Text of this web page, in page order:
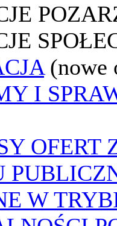
(nowe
I
OFERT
W